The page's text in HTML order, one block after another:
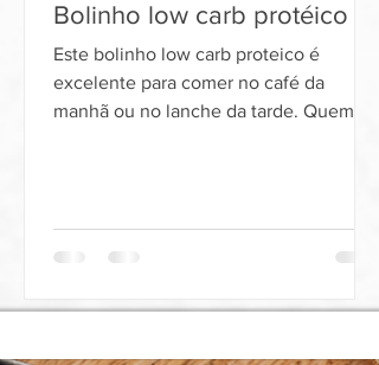
Bolinho low carb protéico
Este bolinho low carb proteico é
excelente para comer no café da
manhã ou no lanche da tarde. Quem